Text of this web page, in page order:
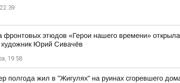
фронтовых этюдов «Герои нашего времени»
Юрий Сивачёв
19:58
полгода жил в "Жигулях" на руинах сгоревшего